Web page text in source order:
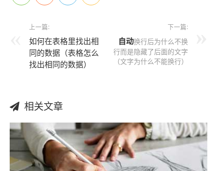
上一篇:
如何在表格里找出相
同的数据（表格怎么
找出相同的数据）
下一篇:
自动换行后为什么不换
行而是隐藏了后面的文字
（文字为什么不能换行）
相关文章